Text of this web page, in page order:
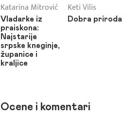
Katarina Mitrović
Vladarke iz
praiskona:
Najstarije
srpske kneginje,
županice i
kraljice
Keti Vilis
Dobra priroda
Ocene i komentari